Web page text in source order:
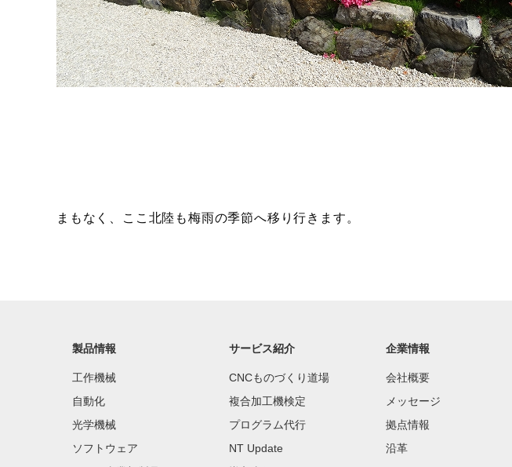
まもなく、ここ北陸も梅雨の季節へ移り行きます。
製品情報
工作機械
自動化
光学機械
ソフトウェア
サービス紹介
CNCものづくり道場
複合加工機検定
プログラム代行
NT Update
企業情報
会社概要
メッセージ
拠点情報
沿革